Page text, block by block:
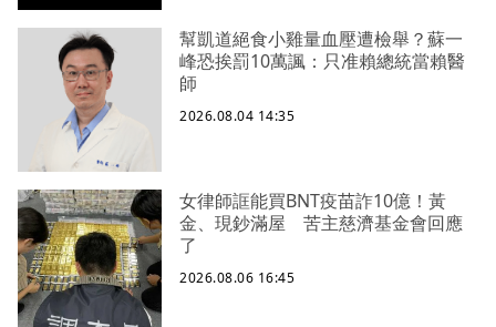
幫凱道絕食小雞量血壓遭檢舉？蘇一
峰恐挨罰10萬諷：只准賴總統當賴醫
師
2026.08.04 14:35
女律師誆能買BNT疫苗詐10億！黃
金、現鈔滿屋 苦主慈濟基金會回應
了
2026.08.06 16:45